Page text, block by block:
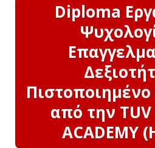
Diploma
από την TUV
ACADEMY